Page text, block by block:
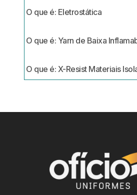
O que é: Eletrostática
O que é: Yarn de Baixa
O que é: X-Resist Materiais